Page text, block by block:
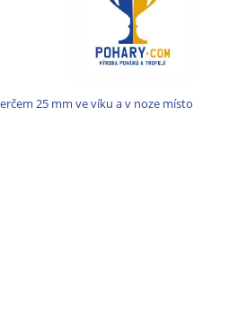
25 mm ve víku a v noze místo